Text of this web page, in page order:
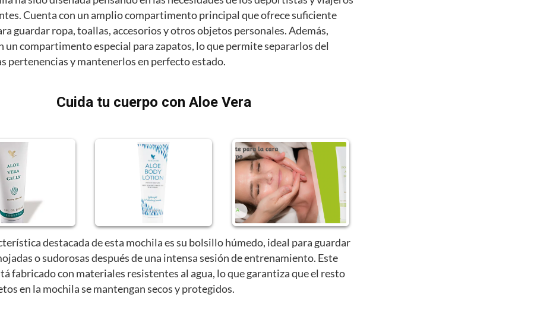
Cuenta con un amplio compartimento principal que ofrece suficiente
guardar ropa, toallas, accesorios y otros objetos personales. Además,
un compartimento especial para zapatos, lo que permite separarlos del
pertenencias y mantenerlos en perfecto estado.
Cuida tu cuerpo con Aloe Vera
destacada de esta mochila es su bolsillo húmedo, ideal para guardar
o sudorosas después de una intensa sesión de entrenamiento. Este
fabricado con materiales resistentes al agua, lo que garantiza que el resto
en la mochila se mantengan secos y protegidos.